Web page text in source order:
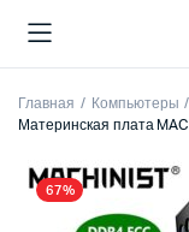
Главная Компьютеры
Материнская плата
67%